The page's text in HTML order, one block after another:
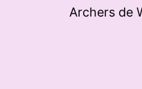
Archers de